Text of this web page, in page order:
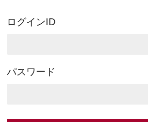
ログインID
パスワード